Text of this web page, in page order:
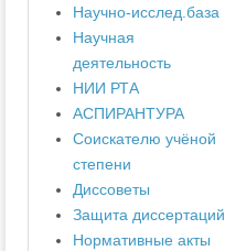
Научно-исслед.база
Научная
деятельность
НИИ РТА
АСПИРАНТУРА
Соискателю учёной
степени
Диссоветы
Защита диссертаций
Нормативные акты